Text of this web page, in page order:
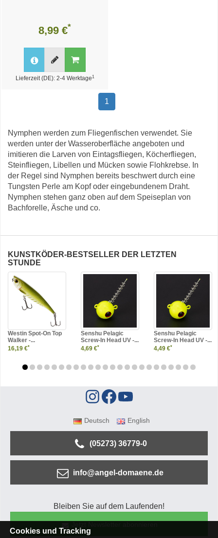
8,99 €*
Lieferzeit (DE): 2-4 Werktage 1
1
Nymphen werden zum Fliegenfischen verwendet. Sie
werden unter der Wasseroberfläche angeboten und
imitieren die Larven von Eintagsfliegen, Köcherfliegen,
Steinfliegen, Libellen und Mücken sowie Flohkrebse. In
der Regel sind Nymphen bereits beschwert durch eine
Tungsten Perle am Kopf oder eingebundenem Draht.
Nymphen stehen ganz oben auf dem Speiseplan von
Bachforelle, Äsche und co.
KUNSTKÖDER-BESTSELLER DER LETZTEN
STUNDE
Westin Spot-On Top
Walker -...
16,19 €*
Senshu Pelagic
Screw-In Head UV -...
4,69 €*
Senshu Pelagic
Screw-In Head UV -...
4,49 €*
Deutsch English
(05273) 36779-0
info@angel-domaene.de
Bleiben Sie auf dem Laufenden!
Cookies und Tracking